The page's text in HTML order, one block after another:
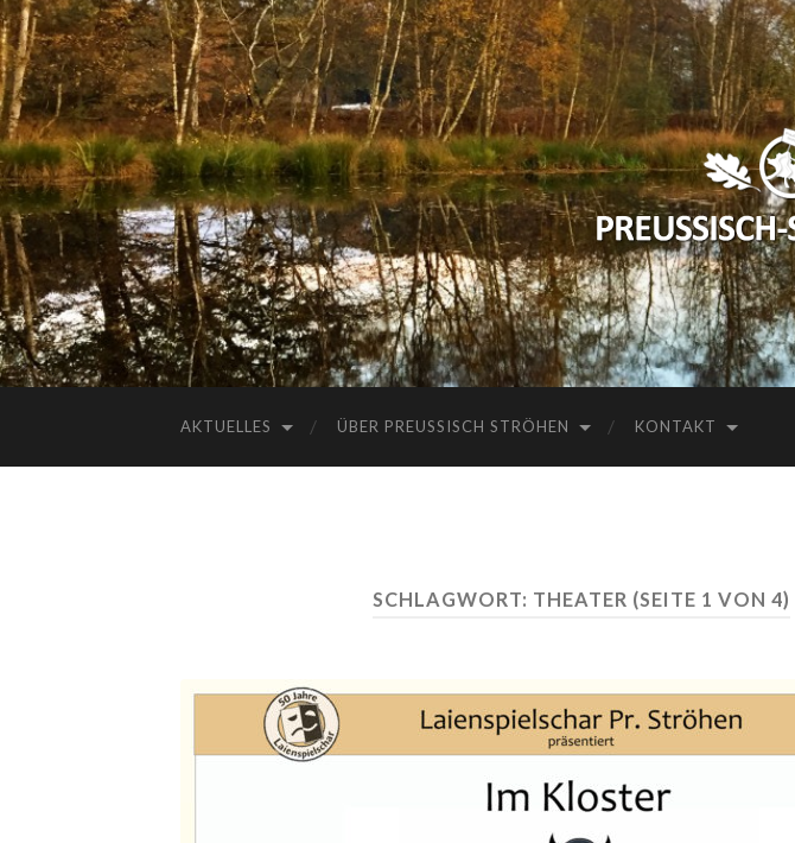
AKTUELLES ÜBER PREUSSISCH STRÖHEN KONTAKT
SCHLAGWORT: THEATER (SEITE 1 VON 4)